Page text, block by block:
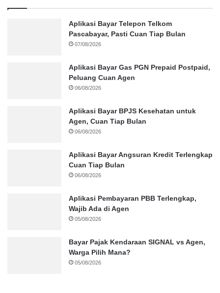
Aplikasi Bayar Telepon Telkom
Pascabayar, Pasti Cuan Tiap Bulan
07/08/2026
Aplikasi Bayar Gas PGN Prepaid Postpaid,
Peluang Cuan Agen
06/08/2026
Aplikasi Bayar BPJS Kesehatan untuk
Agen, Cuan Tiap Bulan
06/08/2026
Aplikasi Bayar Angsuran Kredit Terlengkap
Cuan Tiap Bulan
06/08/2026
Aplikasi Pembayaran PBB Terlengkap,
Wajib Ada di Agen
05/08/2026
Bayar Pajak Kendaraan SIGNAL vs Agen,
Warga Pilih Mana?
05/08/2026